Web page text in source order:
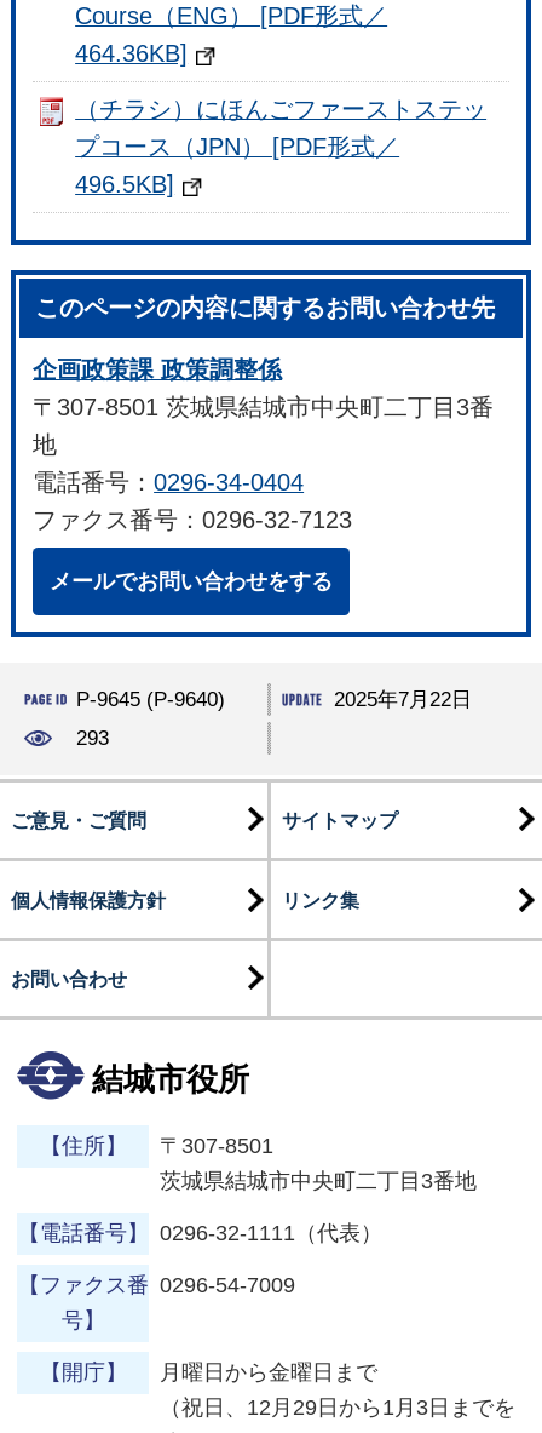
Course（ENG） [PDF形式／
464.36KB]
（チラシ）にほんごファーストステッ
プコース（JPN） [PDF形式／
496.5KB]
このページの内容に関するお問い合わせ先
企画政策課 政策調整係
〒307-8501 茨城県結城市中央町二丁目3番
地
電話番号：0296-34-0404
ファクス番号：0296-32-7123
メールでお問い合わせをする
P-9645 (P-9640)
2025年7月22日
293
ご意見・ご質問 サイトマップ
個人情報保護方針 リンク集
お問い合わせ
結城市役所
【住所】
〒307-8501
茨城県結城市中央町二丁目3番地
【電話番号】 0296-32-1111（代表）
【ファクス番
号】
0296-54-7009
【開庁】
月曜日から金曜日まで
（祝日、12月29日から1月3日までを